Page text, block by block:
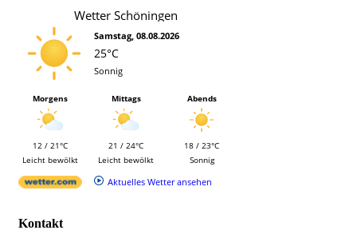
Wetter Schöningen
Samstag, 08.08.2026
25°C
Sonnig
Morgens
12 / 21°C
Leicht bewölkt
Mittags
21 / 24°C
Leicht bewölkt
Abends
18 / 23°C
Sonnig
Aktuelles Wetter ansehen
Kontakt